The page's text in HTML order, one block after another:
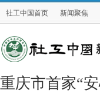
社工中国首页 新闻聚焦
重庆市首家“